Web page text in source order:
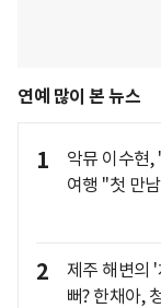
연예 많이 본 뉴스
1
악뮤 이수현
여행 "첫 만
2
제주 해변의
뻐? 한채아,